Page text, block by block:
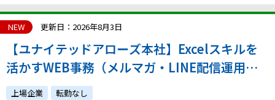
NEW 更新日：2026年8月3日
【ユナイテッドアローズ本社】Excelスキルを
活かすWEB事務（メルマガ・LINE配信運用）
◆正社員／年間休日120日
上場企業 転勤なし